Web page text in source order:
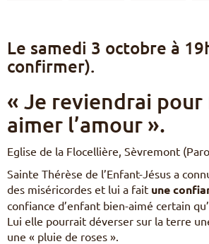
S’engager – missions
Du temps pour Dieu
EN
PL
PT
ES
Le samedi 3 octobre à
confirmer).
« Je reviendrai
aimer l’amour ».
Eglise de la Flocellière, Sèvremont
Sainte Thérèse de l’Enfant-Jésus a
des miséricordes et lui a fait une
confiance d’enfant bien-aimé certain
Lui elle pourrait déverser sur la terre
une « pluie de roses ».